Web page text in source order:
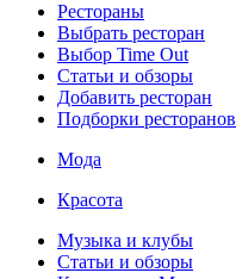
Рестораны
Выбрать ресторан
Выбор Time Out
Статьи и обзоры
Добавить ресторан
Подборки ресторанов
Мода
Красота
Музыка и клубы
Статьи и обзоры